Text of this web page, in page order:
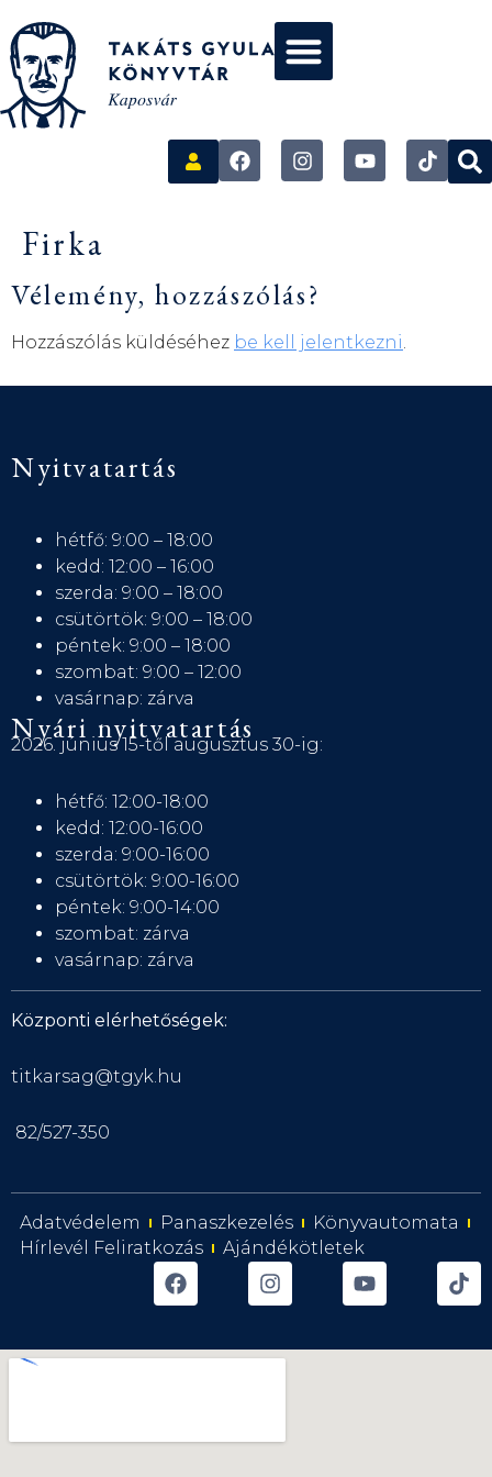
Firka
Vélemény, hozzászólás?
Hozzászólás küldéséhez be kell jelentkezni.
Nyitvatartás
hétfő: 9:00 – 18:00
kedd: 12:00 – 16:00
szerda: 9:00 – 18:00
csütörtök: 9:00 – 18:00
péntek: 9:00 – 18:00
szombat: 9:00 – 12:00
vasárnap: zárva
Nyári nyitvatartás
2026. június 15-től augusztus 30-ig:
hétfő: 12:00-18:00
kedd: 12:00-16:00
szerda: 9:00-16:00
csütörtök: 9:00-16:00
péntek: 9:00-14:00
szombat: zárva
vasárnap: zárva
Központi elérhetőségek:
titkarsag@tgyk.hu
82/527-350
Adatvédelem Panaszkezelés
Könyvautomata
Hírlevél Feliratkozás
Ajándékötletek